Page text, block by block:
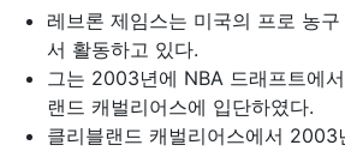
레브론 제임스는 미국의 프로 농
서 활동하고 있다.
그는 2003년에 NBA 드래프트에
랜드 캐벌리어스에 입단하였다.
클리블랜드 캐벌리어스에서 2003